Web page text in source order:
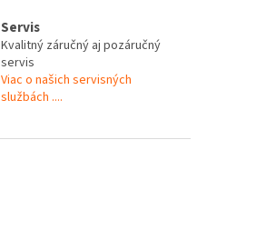
Servis
Kvalitný záručný aj pozáručný
servis
Viac o našich servisných
službách ....